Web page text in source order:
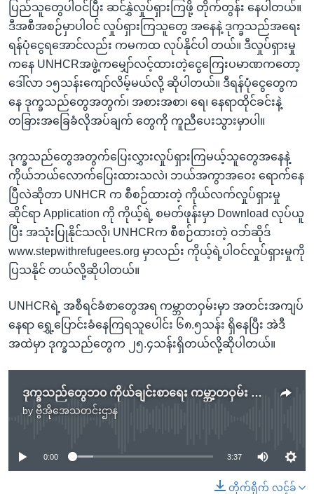
ပြည်သူတွေပါဝင်ပြီး ဆင်နွှဲလှုပ်ရှားကြဖို့ တိုက်တွန်း နေပါတယ်။
ဒီအစီအစဉ်မှာပါဝင် လှုပ်ရှားကြသူတွေ အနေနဲ့ ဒုက္ခသည်အရေး
ရန်ပုံငွေရအောင်လည်း ကမကထ လုပ်နိုင်ပါ တယ်။ ဒီလှုပ်ရှားမှု
ကနေ UNHCRအဖွဲ့ကမျှော်လင့်ထားတဲ့ငွေကြေးပမာဏကတော့
ဒေါ်လာ ၁၅သန်းကျော်လိမ့်မယ်လို့ ဆိုပါတယ်။ ဒီရန်ပုံငွေတွေက
နေ ဒုက္ခသည်တွေအတွက်၊ အစားအစာ၊ ရေ၊ နေရာထိုင်ခင်းနဲ့
တခြားအခြေခံလိုအပ်ချက် တွေကို ကူညီပေးသွားမှာပါ။
ဒုက္ခသည်တွေအတွက်ပြေးလွှားလှုပ်ရှားကြမယ့်သူတွေအနေနဲ့
ကိုယ်ဘယ်လောက်ပြေးထားသလဲ၊ ဘယ်အကွာအဝေး ရောက်နေ
ပြီလဲဆိုတာ UNHCR က စီစဉ်ထားတဲ့ ကိုယ်လက်လှုပ်ရှားမှု
ဆိုင်ရာ Application ကို ကိုယ့်ရဲ့ စမတ်ဖုန်းမှာ Download လုပ်ယူ
ပြီး အသုံးပြုနိုင်သလို၊ UNHCRက စီစဉ်ထားတဲ့ ဝဘ်ဆိုဒ်
www.stepwithrefugees.org မှာလည်း ကိုယ့်ရဲ့ပါဝင်လှုပ်ရှားမှုကို
ပြသနိုင် တယ်လို့ဆိုပါတယ်။
UNHCRရဲ့ အစီရင်ခံစာတွေအရ ကမ္ဘာတဝှမ်းမှာ အတင်းအကျပ်
နေရာ ရွှေ့ပြောင်းခံနေကြရသူပေါင်း ၆၈.၅သန်း ရှိနေပြီး အဲဒီ
အထဲမှာ ဒုက္ခသည်တွေက ၂၅.၄သန်းရှိတယ်လို့ဆိုပါတယ်။
ဒုက္ခသည်တွေဘ၀ ကိုယ်ချင်းစာရေး ကမ္ဘာ့တဝှမ်း ကာယလှုပ်ရှားမှု အစီအစဉ် UNHCR စတင်
by ဗွီအိုအေသတင်းဌာန
No media source currently available
0:00 3:37
တိုက်ရိုက် လင့်ခ်